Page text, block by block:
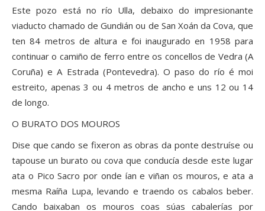
Este pozo está no río Ulla, debaixo do impresionante
viaducto chamado de Gundián ou de San Xoán da Cova, que
ten 84 metros de altura e foi inaugurado en 1958 para
continuar o camiño de ferro entre os concellos de Vedra (A
Coruña) e A Estrada (Pontevedra). O paso do río é moi
estreito, apenas 3 ou 4 metros de ancho e uns 12 ou 14
de longo.
O BURATO DOS MOUROS
Dise que cando se fixeron as obras da ponte destruíse ou
tapouse un burato ou cova que conducía desde este lugar
ata o Pico Sacro por onde ían e viñan os mouros, e ata a
mesma Raíña Lupa, levando e traendo os cabalos beber.
Cando baixaban os mouros coas súas cabalerías por